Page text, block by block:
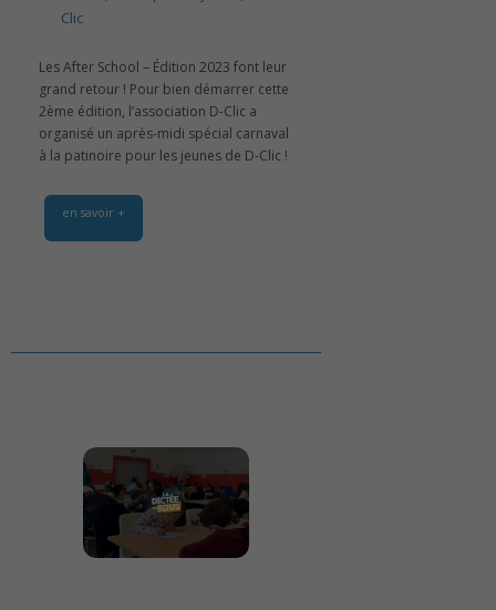
Clic
Les After School – Édition 2023 font leur
grand retour ! Pour bien démarrer cette
2ème édition, l’association D-Clic a
organisé un après-midi spécial carnaval
à la patinoire pour les jeunes de D-Clic !
en savoir +